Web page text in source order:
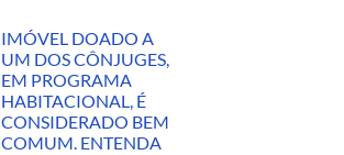
IMÓVEL DOADO A
UM DOS CÔNJUGES,
EM PROGRAMA
HABITACIONAL, É
CONSIDERADO BEM
COMUM. ENTENDA